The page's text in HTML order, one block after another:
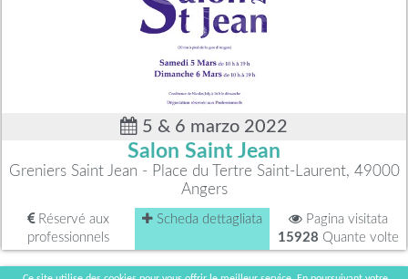
5 & 6 marzo 2022
Salon Saint Jean
Greniers Saint Jean - Place du Tertre Saint-Laurent, 49000
Angers
Réservé aux
professionnels
Scheda dettagliata
Pagina visitata
15928 Quante volte